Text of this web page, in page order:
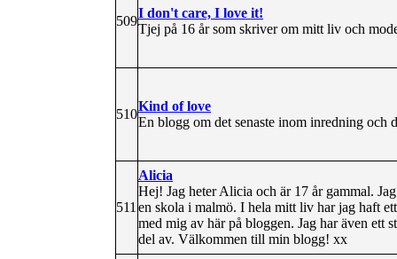
509
I don't care, I love it!
Tjej på 16 år som skriver om mitt liv och
510
Kind of love
En blogg om det senaste inom inredning och
511
Alicia
Hej! Jag heter Alicia och är 17 år gammal.
en skola i malmö. I hela mitt liv har jag haft
med mig av här på bloggen. Jag har även ett
del av. Välkommen till min blogg! xx